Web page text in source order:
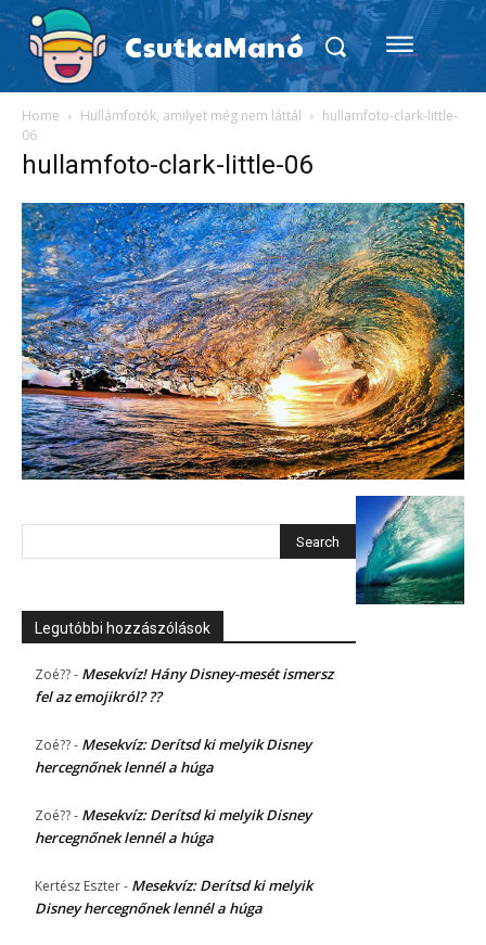
CsutkaManó
Home Hullámfotók, amilyet még nem láttál
hullamfoto-clark-little-
06
hullamfoto-clark-little-06
Legutóbbi hozzászólások
Zoé??- Mesekvíz! Hány Disney-mesét ismersz
fel az emojikról? ??
Zoé??- Mesekvíz: Derítsd ki melyik Disney
hercegnőnek lennél a húga
Zoé??- Mesekvíz: Derítsd ki melyik Disney
hercegnőnek lennél a húga
Kertész Eszter- Mesekvíz: Derítsd ki melyik
Disney hercegnőnek lennél a húga